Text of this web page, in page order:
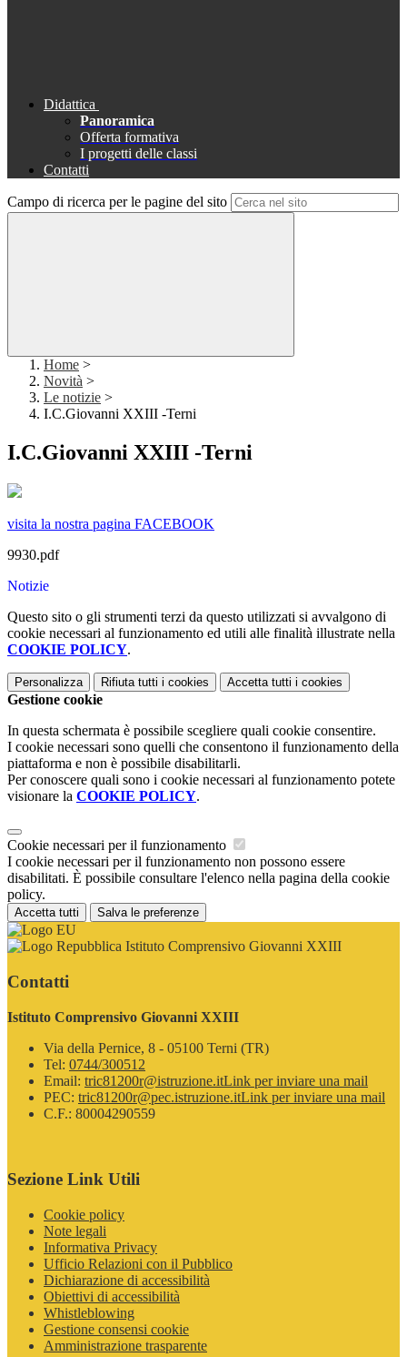
Didattica
Panoramica
Offerta formativa
I progetti delle classi
Contatti
Campo di ricerca per le pagine del sito
Home >
Novità >
Le notizie >
I.C.Giovanni XXIII -Terni
I.C.Giovanni XXIII -Terni
visita la nostra pagina FACEBOOK
9930.pdf
Notizie
Questo sito o gli strumenti terzi da questo utilizzati si avvalgono di
cookie necessari al funzionamento ed utili alle finalità illustrate nella
COOKIE POLICY.
Personalizza Rifiuta tutti i cookies Accetta tutti i cookies
Gestione cookie
In questa schermata è possibile scegliere quali cookie consentire.
I cookie necessari sono quelli che consentono il funzionamento della
piattaforma e non è possibile disabilitarli.
Per conoscere quali sono i cookie necessari al funzionamento potete
visionare la COOKIE POLICY.
Cookie necessari per il funzionamento
I cookie necessari per il funzionamento non possono essere
disabilitati. È possibile consultare l'elenco nella pagina della cookie
policy.
Accetta tutti Salva le preferenze
Istituto Comprensivo Giovanni XXIII
Contatti
Istituto Comprensivo Giovanni XXIII
Via della Pernice, 8 - 05100 Terni (TR)
Tel: 0744/300512
Email: tric81200r@istruzione.itLink per inviare una mail
PEC: tric81200r@pec.istruzione.itLink per inviare una mail
C.F.: 80004290559
Sezione Link Utili
Cookie policy
Note legali
Informativa Privacy
Ufficio Relazioni con il Pubblico
Dichiarazione di accessibilità
Obiettivi di accessibilità
Whistleblowing
Gestione consensi cookie
Amministrazione trasparente